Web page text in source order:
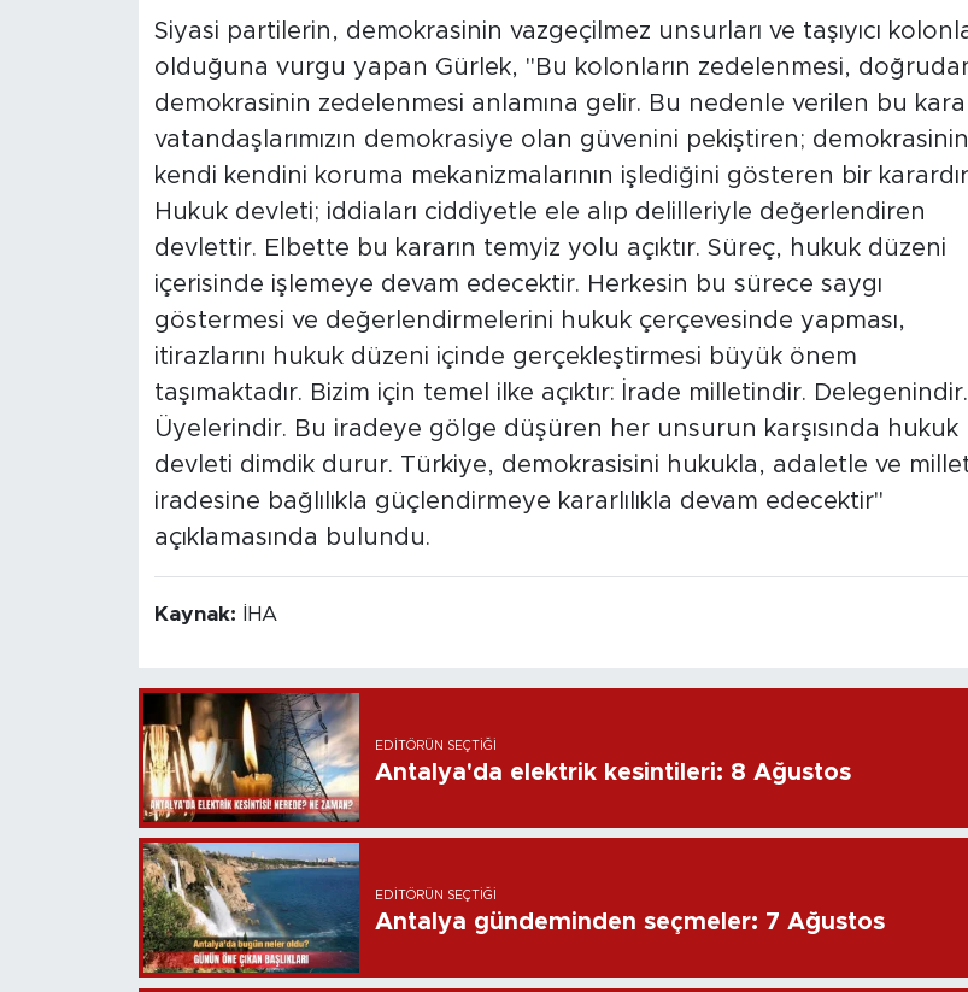
Siyasi partilerin, demokrasinin vazgeçilmez unsurları ve taşıyıcı
olduğuna vurgu yapan Gürlek, "Bu kolonların zedelenmesi,
demokrasinin zedelenmesi anlamına gelir. Bu nedenle verilen bu
vatandaşlarımızın demokrasiye olan güvenini pekiştiren; demokrasinin
kendi kendini koruma mekanizmalarının işlediğini gösteren bir
Hukuk devleti; iddiaları ciddiyetle ele alıp delilleriyle değerlendiren
devlettir. Elbette bu kararın temyiz yolu açıktır. Süreç, hukuk düzeni
içerisinde işlemeye devam edecektir. Herkesin bu sürece saygı
göstermesi ve değerlendirmelerini hukuk çerçevesinde yapması,
itirazlarını hukuk düzeni içinde gerçekleştirmesi büyük önem
taşımaktadır. Bizim için temel ilke açıktır: İrade milletindir. Delegenindir.
Üyelerindir. Bu iradeye gölge düşüren her unsurun karşısında hukuk
devleti dimdik durur. Türkiye, demokrasisini hukukla, adaletle ve
iradesine bağlılıkla güçlendirmeye kararlılıkla devam edecektir"
açıklamasında bulundu.
Kaynak: İHA
EDITÖRÜN SEÇTIĞI
Antalya'da elektrik kesintileri: 8 Ağustos
EDITÖRÜN SEÇTIĞI
Antalya gündeminden seçmeler: 7 Ağustos